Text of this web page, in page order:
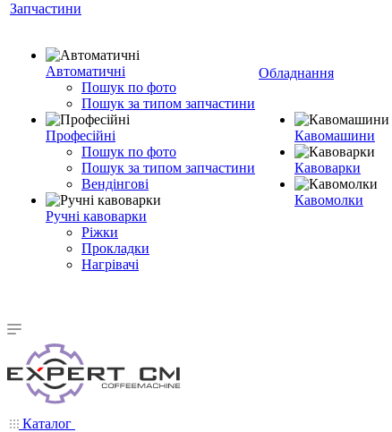
Запчастини
Автоматичні
Пошук по фото
Пошук за типом запчастини
Професійні
Пошук по фото
Пошук за типом запчастини
Вендінгові
Ручні кавоварки
Ріжки
Прокладки
Нагрівачі
Обладнання
Кавомашини
Кавоварки
Кавомолки
Каталог